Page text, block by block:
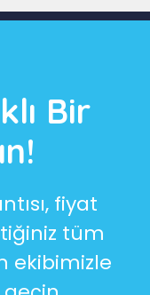
Bir
fiyat
tüm
ekibimizle